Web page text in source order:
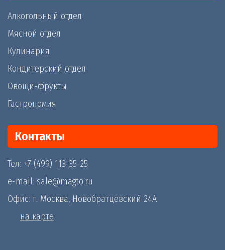
Алкогольный отдел
Мясной отдел
Кулинария
Кондитерский отдел
Овощи-фрукты
Гастрономия
Контакты
Тел: +7 (499) 113-35-25
e-mail: sale@magto.ru
Офис: г. Москва, Новобратцевский 24А
на карте